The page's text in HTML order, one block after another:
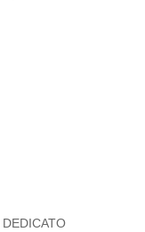
DEDICATO